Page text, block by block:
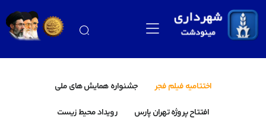
اختتامیه فیلم فجر
جشنواره همایش های ملی
افتتاح پروژه تهران پارس
رویداد محیط زیست